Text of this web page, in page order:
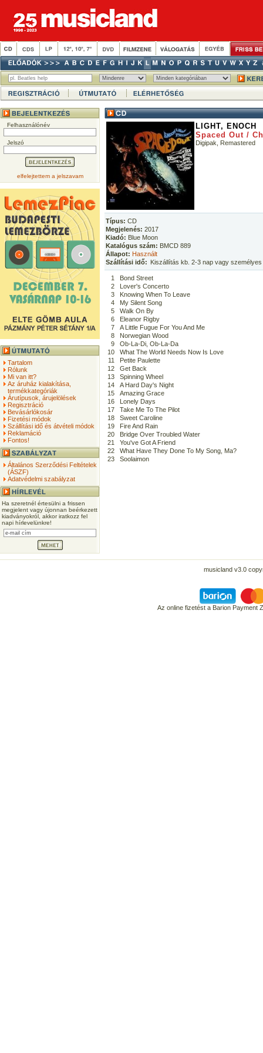
Felhasználónév
Jelszó
elfelejtettem a jelszavam
Tartalom
Rólunk
Mi van itt?
Az áruház kialakítása,
termékkategóriák
Árutípusok, árujelölések
Regisztráció
Bevásárlókosár
Fizetési módok
Szállítási idő és átvételi módok
Reklamáció
Fontos!
Általános Szerződési Feltételek
(ÁSZF)
Adatvédelmi szabályzat
Ha szeretnél értesülni a frissen
megjelent vagy újonnan beérkezett
kiadványokról, akkor iratkozz fel
napi hírlevelünkre!
LIGHT, ENOCH
Spaced Out /
Digipak, Remastered
Típus: CD
Megjelenés: 2017
Kiadó: Blue Moon
Katalógus szám: BMCD 889
Állapot: Használt
Szállítási idő: Kiszállítás kb. 2-3 nap vagy
1
Bond Street
2
Lover's Concerto
3
Knowing When To Leave
4
My Silent Song
5
Walk On By
6
Eleanor Rigby
7
A Little Fugue For You And Me
8
Norwegian Wood
9
Ob-La-Di, Ob-La-Da
10
What The World Needs Now Is Love
11
Petite Paulette
12
Get Back
13
Spinning Wheel
14
A Hard Day's Night
15
Amazing Grace
16
Lonely Days
17
Take Me To The Pilot
18
Sweet Caroline
19
Fire And Rain
20
Bridge Over Troubled Water
21
You've Got A Friend
22
What Have They Done To My Song, Ma?
23
Soolaimon
musicland v3.0
Az online fizetést a Barion Payment